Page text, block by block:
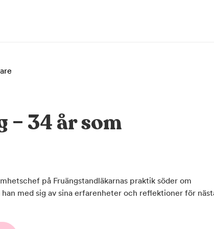
34 år som
på Fruängstandläkarnas praktik söder om
med sig av sina erfarenheter och reflektioner för